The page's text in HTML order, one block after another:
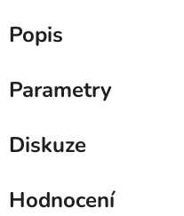
Popis
Parametry
Diskuze
Hodnocení